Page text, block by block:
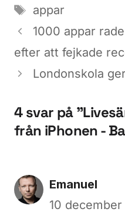
Etiketter
appar
1000 appar
efter att fejkade
Londonskola
4 svar på
från iPhonen -
Emanuel
10